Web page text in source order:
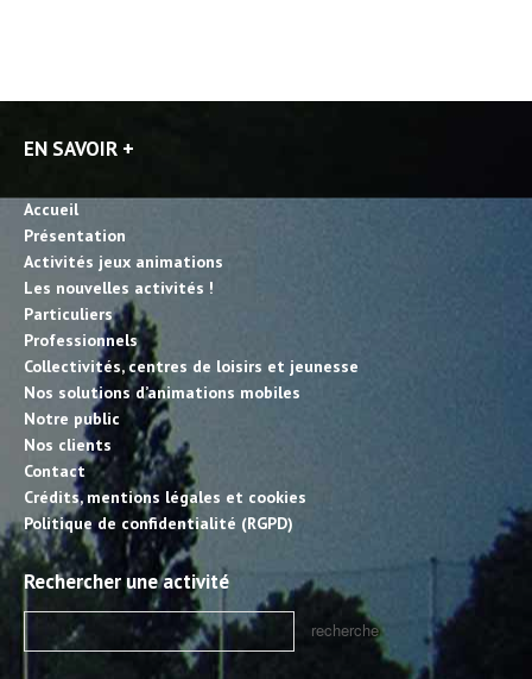
EN SAVOIR +
Accueil
Présentation
Activités jeux animations
Les nouvelles activités !
Particuliers
Professionnels
Collectivités, centres de loisirs et jeunesse
Nos solutions d’animations mobiles
Notre public
Nos clients
Contact
Crédits, mentions légales et cookies
Politique de confidentialité (RGPD)
Rechercher une activité